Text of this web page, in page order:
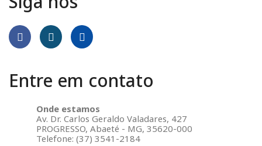
Entre em contato
Onde estamos
Av. Dr. Carlos Geraldo Valadares, 427
PROGRESSO, Abaeté - MG, 35620-000
Telefone: (37) 3541-2184